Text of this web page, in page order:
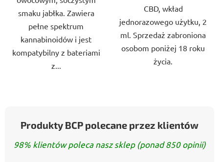
smaku jabłka. Zawiera
pełne spektrum
kannabinoidów i jest
kompatybilny z bateriami
z...
CBD, wkład
jednorazowego użytku, 2
ml. Sprzedaż zabroniona
osobom poniżej 18 roku
życia.
Produkty BCP polecane przez klientów
98% klientów poleca nasz sklep (ponad 850 opinii)